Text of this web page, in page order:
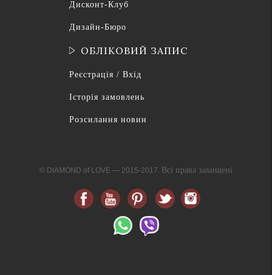
Дисконт-Клуб
Дизайн-Бюро
ОБЛІКОВИЙ ЗАПИС
Реєстрація / Вхід
Історія замовлень
Розсилання новин
© DIAMOND of LOVE — 2015-2017. Всі права захищені